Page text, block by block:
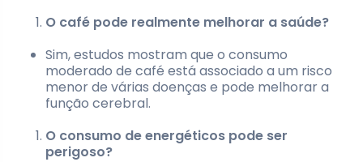
O café pode realmente melhorar a saúde?
Sim, estudos mostram que o consumo
moderado de café está associado a um risco
menor de várias doenças e pode melhorar a
função cerebral.
O consumo de energéticos pode ser
perigoso?